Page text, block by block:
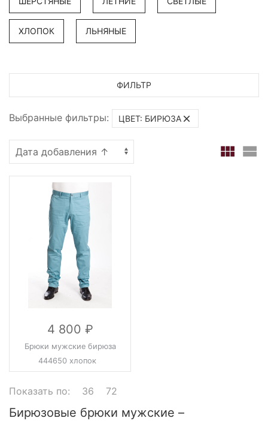
ХЛОПОК ЛЬНЯНЫЕ
ФИЛЬТР
Выбранные фильтры: ЦВЕТ: БИРЮЗА
4 800
Брюки мужские бирюза
444650 хлопок
Показать по: 36 72
Бирюзовые брюки мужские –